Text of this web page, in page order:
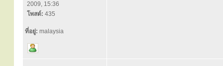
2009, 15:36
โพสต์: 435
ที่อยู่: malaysia